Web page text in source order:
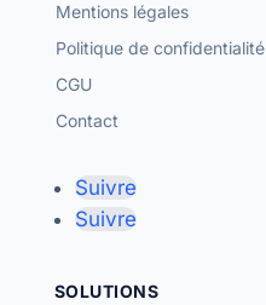
Mentions légales
Politique de confidentialité
CGU
Contact
Suivre
Suivre
SOLUTIONS